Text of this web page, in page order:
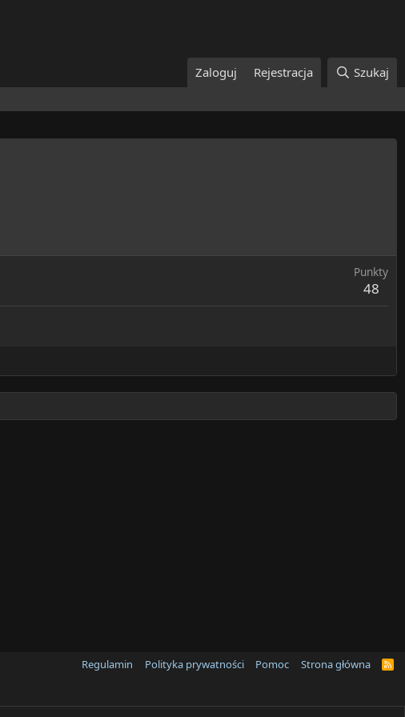
Zaloguj Rejestracja Szukaj
Punkty
48
Regulamin Polityka prywatności Pomoc Strona główna
R